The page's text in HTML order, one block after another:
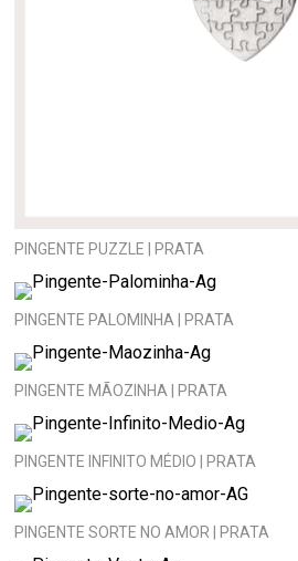
PINGENTE PUZZLE | PRATA
PINGENTE PALOMINHA | PRATA
PINGENTE MÃOZINHA | PRATA
PINGENTE INFINITO MÉDIO | PRATA
PINGENTE SORTE NO AMOR | PRATA